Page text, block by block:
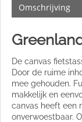
Omschrijving
De canvas
Door de ruime
mee gehouden.
makkelijk en
canvas heeft een
onverwoestbaar.